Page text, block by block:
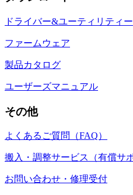
ドライバー&ユーティリティー
ファームウェア
製品カタログ
ユーザーズマニュアル
その他
よくあるご質問（FAQ）
搬入・調整サービス（有償サ
お問い合わせ・修理受付